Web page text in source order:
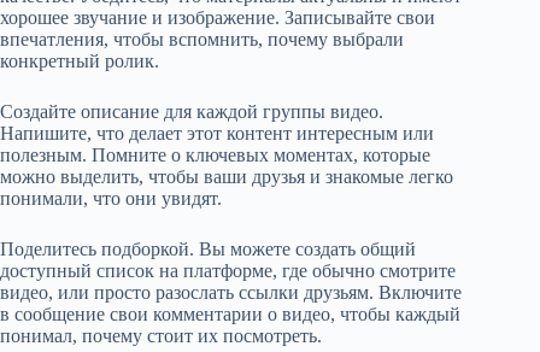
хорошее звучание и изображение. Записывайте свои
впечатления, чтобы вспомнить, почему выбрали
конкретный ролик.
Создайте описание для каждой группы видео.
Напишите, что делает этот контент интересным или
полезным. Помните о ключевых моментах, которые
можно выделить, чтобы ваши друзья и знакомые легко
понимали, что они увидят.
Поделитесь подборкой. Вы можете создать общий
доступный список на платформе, где обычно смотрите
видео, или просто разослать ссылки друзьям. Включите
в сообщение свои комментарии о видео, чтобы каждый
понимал, почему стоит их посмотреть.